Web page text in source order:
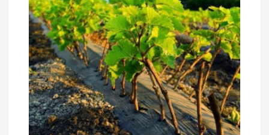
ц
и
я
п